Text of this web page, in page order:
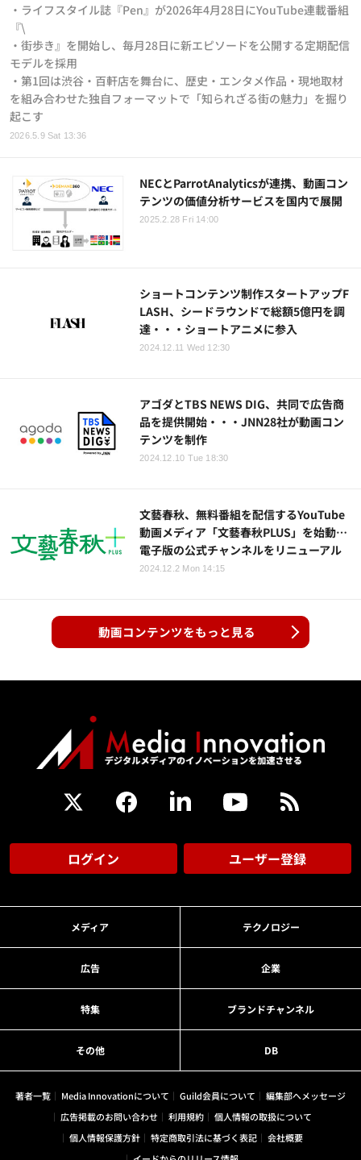
2026.5.9 Sat 13:36
・ライフスタイル誌『Pen』が2026年4月28日にYouTube連載番組
『\
・街歩き』を開始し、毎月28日に新エピソードを公開する定期配信
モデルを採用
・第1回は渋谷・百軒店を舞台に、歴史・エンタメ作品・現地取材
を組み合わせた独自フォーマットで「知られざる街の魅力」を掘り
起こす
NECとParrotAnalyticsが連携、動画コン
テンツの価値分析サービスを国内で展開
2025.2.28 Fri 14:00
ショートコンテンツ制作スタートアップF
LASH、シードラウンドで総額5億円を調
達・・・ショートアニメに参入
2024.12.11 Wed 12:30
アゴダとTBS NEWS DIG、共同で広告商
品を提供開始・・・JNN28社が動画コン
テンツを制作
2024.12.10 Tue 18:30
文藝春秋、無料番組を配信するYouTube
動画メディア「文藝春秋PLUS」を始動…
電子版の公式チャンネルをリニューアル
2024.12.2 Mon 14:15
動画コンテンツをもっと見る
ログイン ユーザー登録
メディア テクノロジー
広告 企業
特集 ブランドチャンネル
その他 DB
著者一覧 Media Innovationについて Guild会員について
編集部へメッセージ
広告掲載のお問い合わせ
利用規約
個人情報の取扱について
個人情報保護方針
特定商取引法に基づく表記
会社概要